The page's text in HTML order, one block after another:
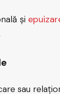
și
sau